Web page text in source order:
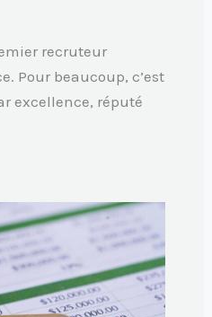
recruteur
Pour beaucoup, c’est
excellence, réputé